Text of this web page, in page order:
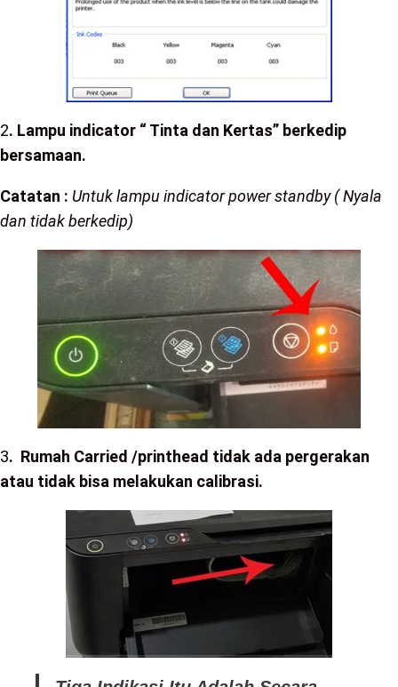
2. Lampu indicator “ Tinta dan Kertas” berkedip
bersamaan.
Catatan : Untuk lampu indicator power standby ( Nyala
dan tidak berkedip)
3. Rumah Carried /printhead tidak ada pergerakan
atau tidak bisa melakukan calibrasi.